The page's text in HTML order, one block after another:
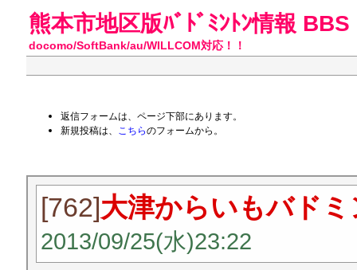
熊本市地区版ﾊﾞﾄﾞﾐﾝﾄﾝ情報 BBS
docomo/SoftBank/au/WILLCOM対応！！
返信フォームは、ページ下部にあります。
新規投稿は、 こちらのフォームから。
[762]大津からいもバド
2013/09/25(水)23:22